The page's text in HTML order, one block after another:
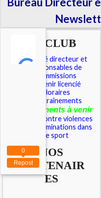
LE CLUB
Comité directeur et
responsables de
commissions
Devenir licencié
Horaires
d'entraînements
vénements à venir
Outils contre violences
et discriminations dans
le sport
NOS
PARTENAIR
ES
Repost
0